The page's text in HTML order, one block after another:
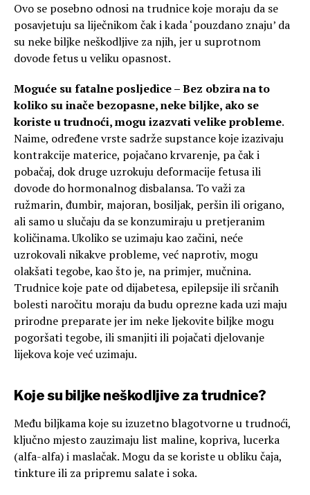
Ovo se posebno odnosi na trudnice koje moraju da se
posavjetuju sa liječnikom čak i kada ‘pouzdano znaju’ da
su neke biljke neškodljive za njih, jer u suprotnom
dovode fetus u veliku opasnost.
Moguće su fatalne posljedice –Bez obzira na to
koliko su inače bezopasne, neke biljke, ako se
koriste u trudnoći, mogu izazvati velike probleme.
Naime, određene vrste sadrže supstance koje izazivaju
kontrakcije materice, pojačano krvarenje, pa čak i
pobačaj, dok druge uzrokuju deformacije fetusa ili
dovode do hormonalnog disbalansa. To važi za
ružmarin, đumbir, majoran, bosiljak, peršin ili origano,
ali samo u slučaju da se konzumiraju u pretjeranim
količinama. Ukoliko se uzimaju kao začini, neće
uzrokovali nikakve probleme, već naprotiv, mogu
olakšati tegobe, kao što je, na primjer, mučnina.
Trudnice koje pate od dijabetesa, epilepsije ili srčanih
bolesti naročitu moraju da budu oprezne kada uzi maju
prirodne preparate jer im neke ljekovite biljke mogu
pogoršati tegobe, ili smanjiti ili pojačati djelovanje
lijekova koje već uzimaju.
Koje su biljke neškodljive za trudnice?
Među biljkama koje su izuzetno blagotvorne u trudnoći,
ključno mjesto zauzimaju list maline, kopriva, lucerka
(alfa-alfa) i maslačak. Mogu da se koriste u obliku čaja,
tinkture ili za pripremu salate i soka.